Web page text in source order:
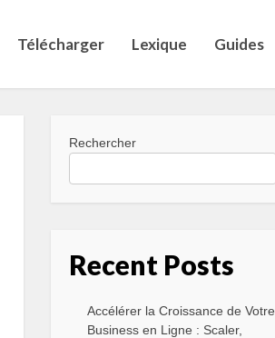
Télécharger Lexique Guides
Rechercher
Recent Posts
Accélérer la Croissance de Votre
Business en Ligne : Scaler,